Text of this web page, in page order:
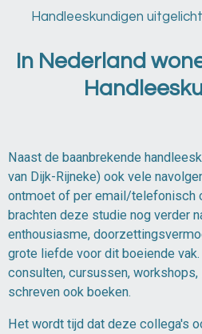
naar
hoofdinhoud
Handleeskundigen
In Nederland
Naast de baanbrekende
van Dijk-Rijneke) ook vele
ontmoet of per email/telefonisch
brachten deze studie nog verder
enthousiasme,
grote liefde voor dit boeiende
consulten, cursussen,
schreven ook boeken.
Het wordt tijd dat deze collega's